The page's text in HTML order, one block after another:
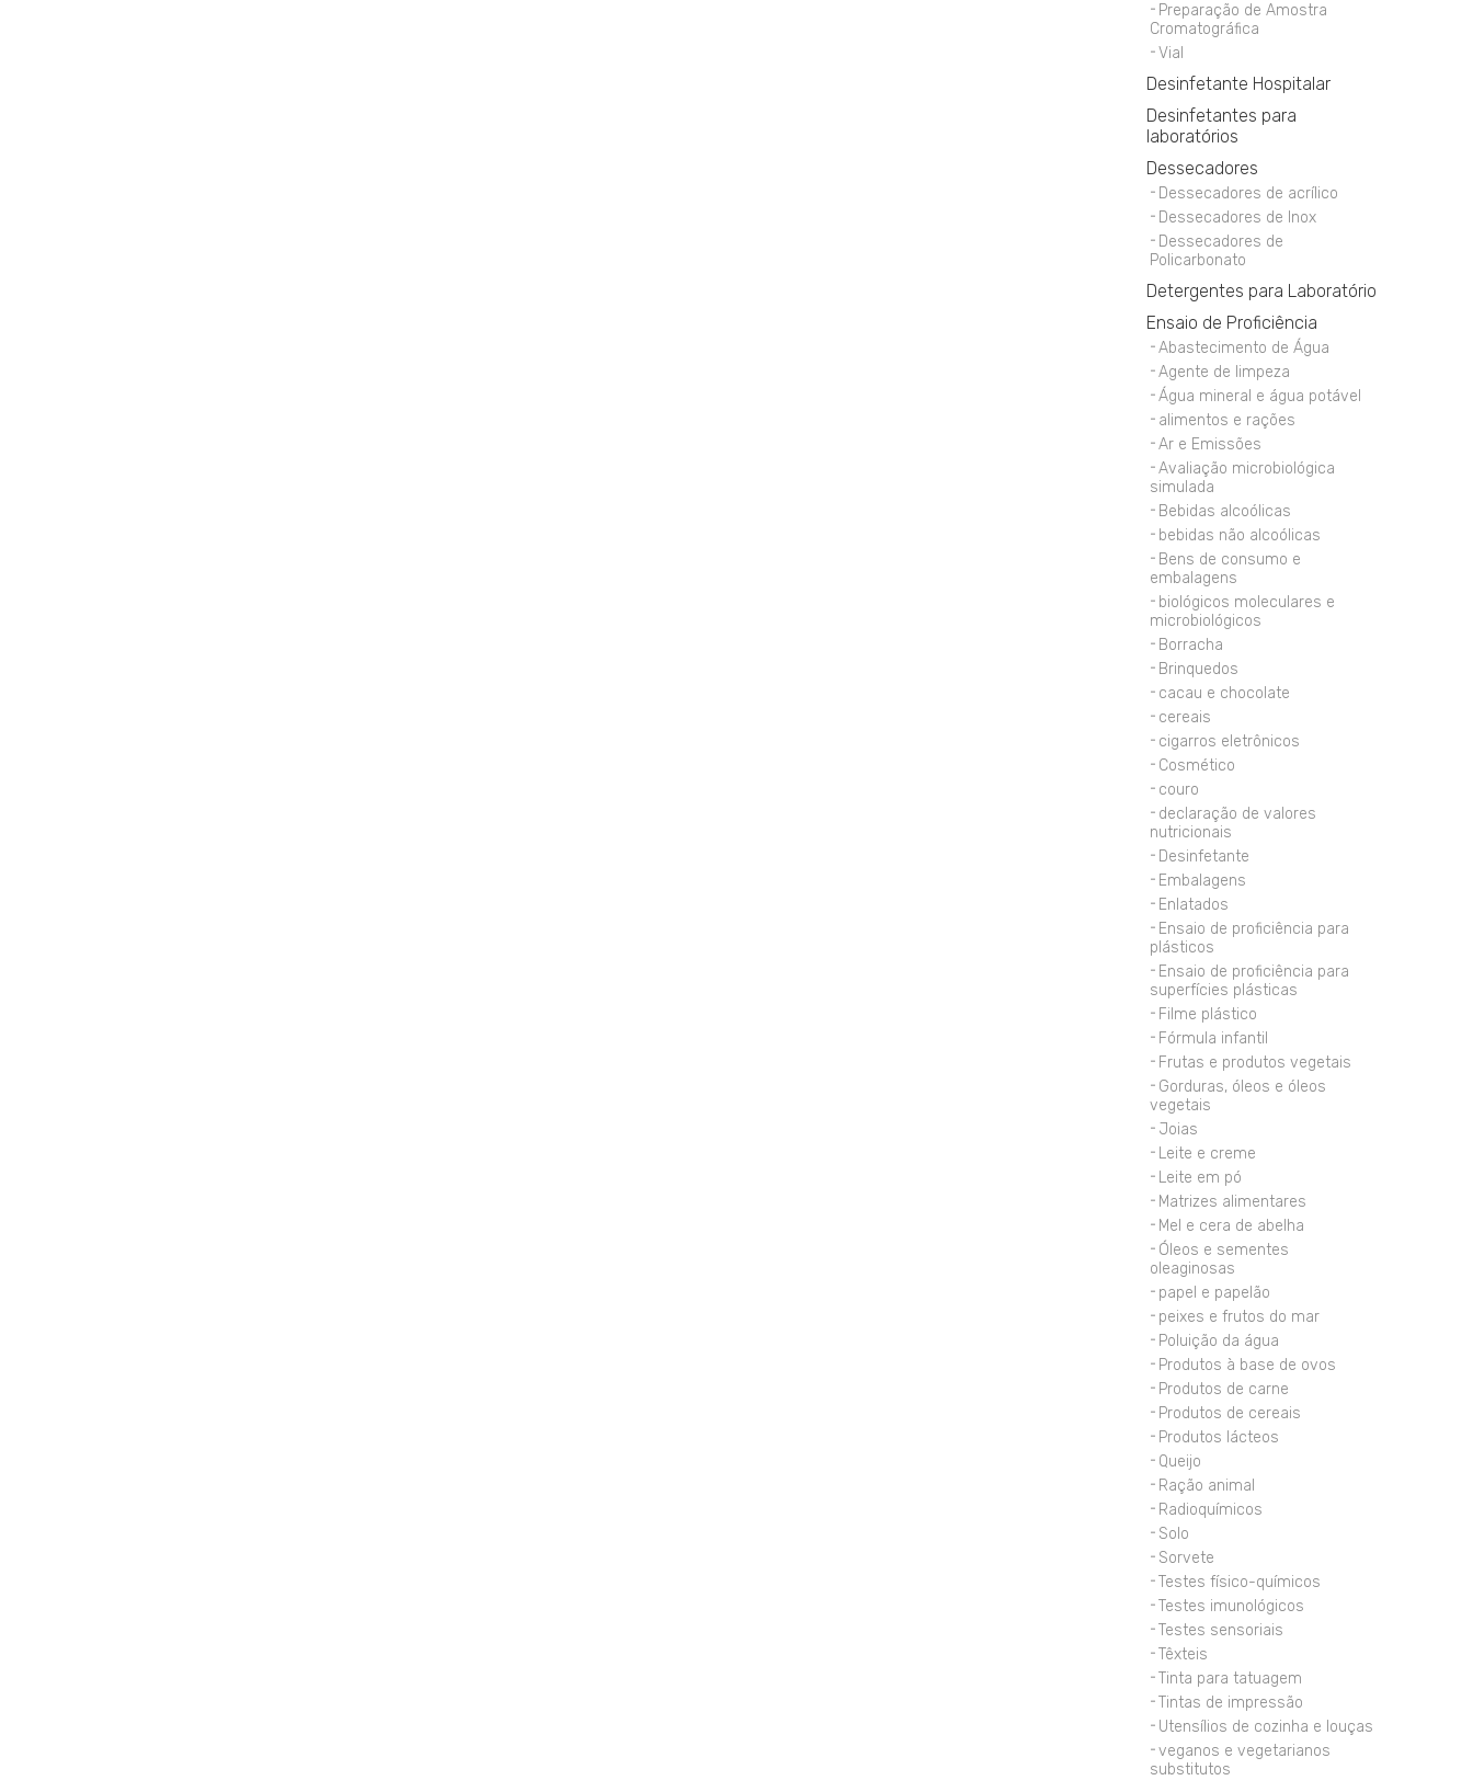
Preparação de Amostra
Cromatográfica
Vial
Desinfetante Hospitalar
Desinfetantes para
laboratórios
Dessecadores
Dessecadores de acrílico
Dessecadores de Inox
Dessecadores de
Policarbonato
Detergentes para Laboratório
Ensaio de Proficiência
Abastecimento de Água
Agente de limpeza
Água mineral e água potável
alimentos e rações
Ar e Emissões
Avaliação microbiológica
simulada
Bebidas alcoólicas
bebidas não alcoólicas
Bens de consumo e
embalagens
biológicos moleculares e
microbiológicos
Borracha
Brinquedos
cacau e chocolate
cereais
cigarros eletrônicos
Cosmético
couro
declaração de valores
nutricionais
Desinfetante
Embalagens
Enlatados
Ensaio de proficiência para
plásticos
Ensaio de proficiência para
superfícies plásticas
Filme plástico
Fórmula infantil
Frutas e produtos vegetais
Gorduras, óleos e óleos
vegetais
Joias
Leite e creme
Leite em pó
Matrizes alimentares
Mel e cera de abelha
Óleos e sementes
oleaginosas
papel e papelão
peixes e frutos do mar
Poluição da água
Produtos à base de ovos
Produtos de carne
Produtos de cereais
Produtos lácteos
Queijo
Ração animal
Radioquímicos
Solo
Sorvete
Testes físico-químicos
Testes imunológicos
Testes sensoriais
Têxteis
Tinta para tatuagem
Tintas de impressão
Utensílios de cozinha e louças
veganos e vegetarianos
substitutos